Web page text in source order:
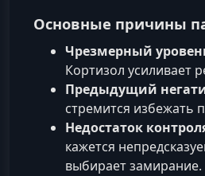
Основные причины
Чрезмерный
Кортизол усиливает
Предыдущий
стремится избежать
Недостаток
кажется
выбирает замирание.